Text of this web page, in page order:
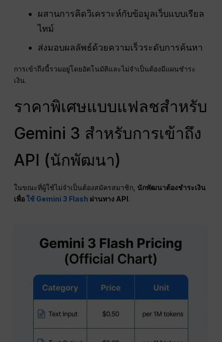
ผสานการคิดวิเคราะห์กับข้อมูลเว็บแบบเรียล
ไทม์
ส่งมอบผลลัพธ์ด้วยความเร็วระดับการค้นหา
การเข้าถึงนี้รวมอยู่โดยอัตโนมัติและไม่จำเป็นต้องมีแผนชำระ
เงิน.
ราคาพิเศษแบบแฟลชสำหรับ
Gemini 3 สำหรับการเข้าถึง
API (นักพัฒนา)
ในขณะที่ผู้ใช้ไม่จำเป็นต้องสมัครสมาชิก, นักพัฒนาต้องชำระเงิน
เพื่อใช้ Gemini 3 Flash ผ่านทาง API.